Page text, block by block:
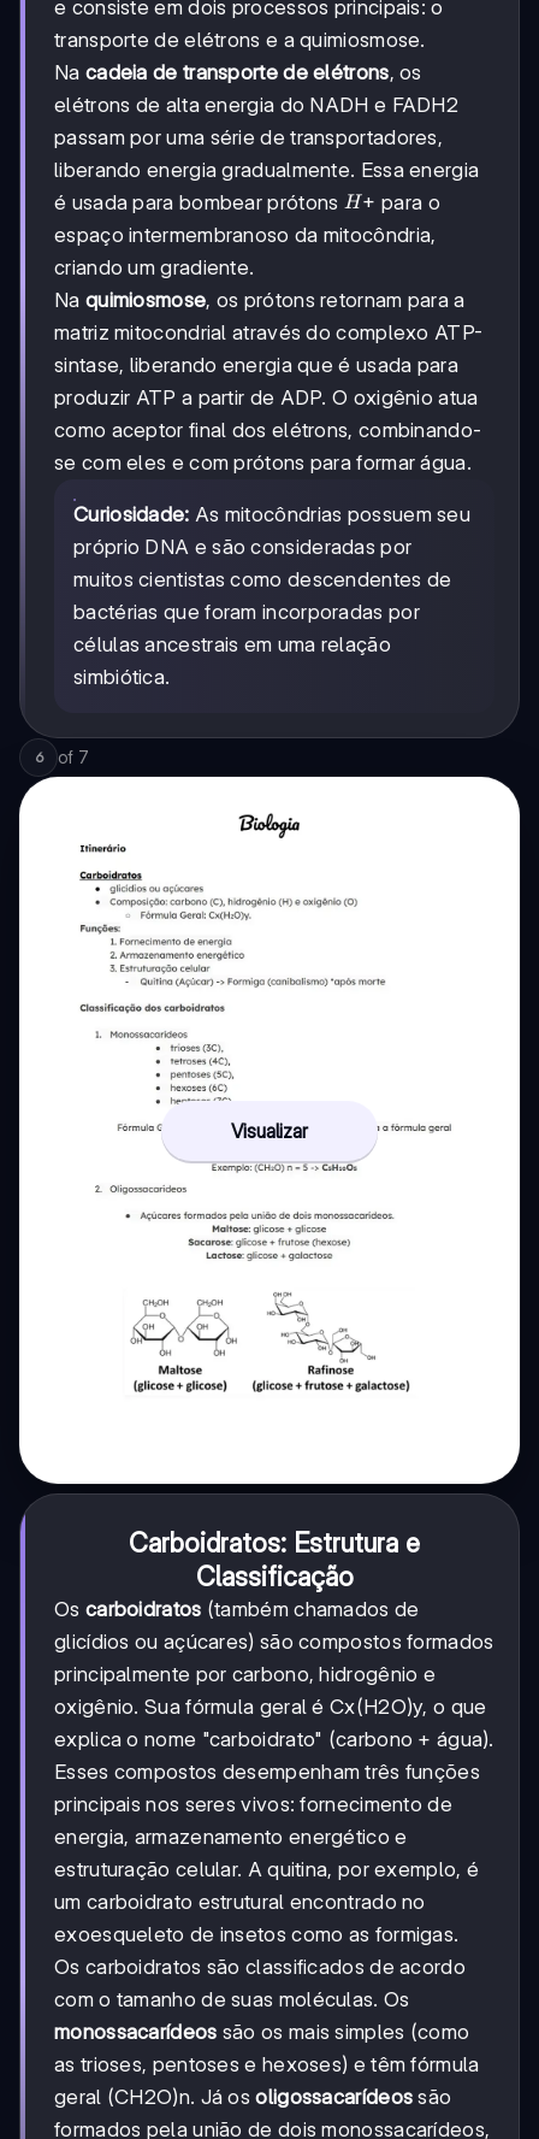
e consiste em dois processos principais: o
transporte de elétrons e a quimiosmose.
Na cadeia de transporte de elétrons, os
elétrons de alta energia do NADH e FADH2
passam por uma série de transportadores,
liberando energia gradualmente. Essa energia
é usada para bombear prótons H+
H+ para o
espaço intermembranoso da mitocôndria,
criando um gradiente.
Na quimiosmose, os prótons retornam para a
matriz mitocondrial através do complexo ATP-
sintase, liberando energia que é usada para
produzir ATP a partir de ADP. O oxigênio atua
como aceptor final dos elétrons, combinando-
se com eles e com prótons para formar água.
Curiosidade: As mitocôndrias possuem seu
próprio DNA e são consideradas por
muitos cientistas como descendentes de
bactérias que foram incorporadas por
células ancestrais em uma relação
simbiótica.
6 of 7
Visualizar
Carboidratos: Estrutura e
Classificação
Os carboidratos (também chamados de
glicídios ou açúcares) são compostos formados
principalmente por carbono, hidrogênio e
oxigênio. Sua fórmula geral é Cx(H2O)y, o que
explica o nome "carboidrato" (carbono + água).
Esses compostos desempenham três funções
principais nos seres vivos: fornecimento de
energia, armazenamento energético e
estruturação celular. A quitina, por exemplo, é
um carboidrato estrutural encontrado no
exoesqueleto de insetos como as formigas.
Os carboidratos são classificados de acordo
com o tamanho de suas moléculas. Os
monossacarídeos são os mais simples (como
as trioses, pentoses e hexoses) e têm fórmula
geral (CH2O)n. Já osoligossacarídeos são
formados pela união de dois monossacarídeos,